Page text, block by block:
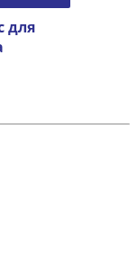
для